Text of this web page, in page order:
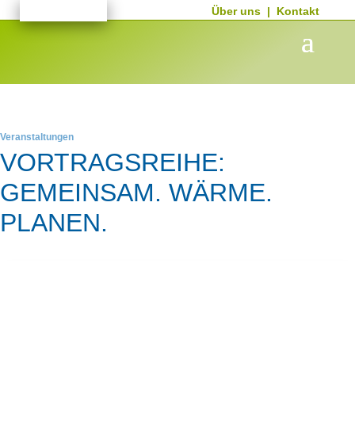
Über uns | Kontakt
Veranstaltungen
VORTRAGSREIHE:
GEMEINSAM. WÄRME.
PLANEN.